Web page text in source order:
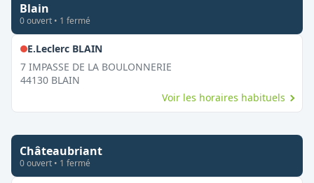
Blain
0ouvert • 1 fermé
E.Leclerc BLAIN,
7 IMPASSE DE LA BOULONNERIE
44130 BLAIN
Voir les horaires habituels
Châteaubriant
0ouvert • 1 fermé